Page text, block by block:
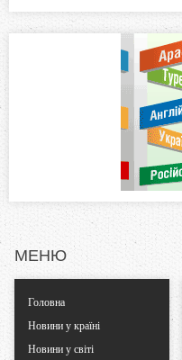
i
a
l
а
МЕНЮ
Головна
Новини у країні
Новини у світі